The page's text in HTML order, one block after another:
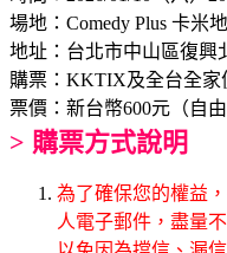
場地：Comedy Plus 卡米
地址：台北市中山區復興
購票：KKTIX及全台全家
票價：新台幣600元（自由
> 購票方式說明
為了確保您的權益
人電子郵件，盡量